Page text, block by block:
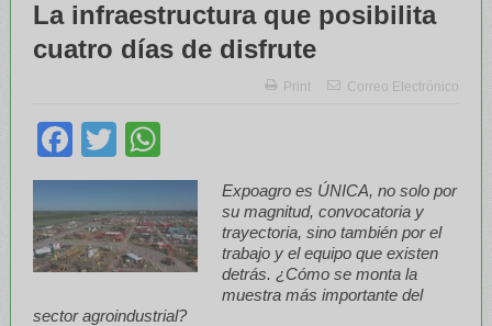
La infraestructura que posibilita
cuatro días de disfrute
Print Correo Electrónico
Facebook
Twitter
Expoagro es ÚNICA, no solo por
su magnitud, convocatoria y
trayectoria, sino también por el
trabajo y el equipo que existen
detrás. ¿Cómo se monta la
muestra más importante del
sector agroindustrial?